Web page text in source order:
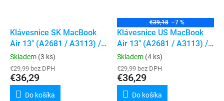
Klávesnice SK MacBook
Air 13" (A2681 / A3113) /
Air 15" (A2941 / A3114)
Skladem (3 ks)
€29,99 bez DPH
€36,29
Do košíka
€39,18 –7 %
Klávesnice US MacBook
Air 13" (A2681 / A3113) /
Air 15" (A2941 / A3114)
Skladem (4 ks)
€29,99 bez DPH
€36,29
Do košíka